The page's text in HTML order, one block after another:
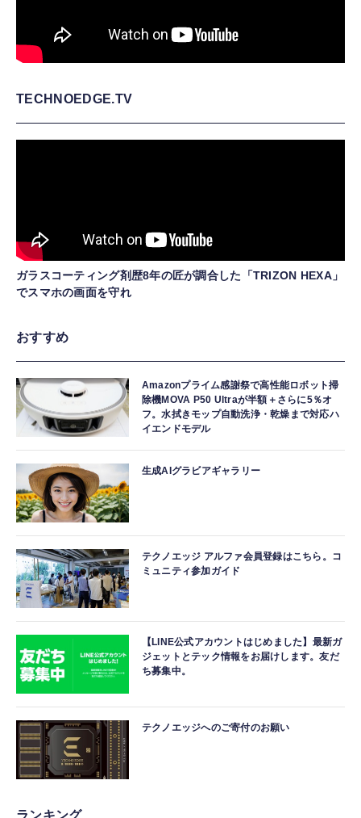
TECHNOEDGE.TV
ガラスコーティング剤歴8年の匠が調合した「TRIZON HEXA」
でスマホの画面を守れ
おすすめ
Amazonプライム感謝祭で高性能ロボット掃
除機MOVA P50 Ultraが半額＋さらに5％オ
フ。水拭きモップ自動洗浄・乾燥まで対応ハ
イエンドモデル
生成AIグラビアギャラリー
テクノエッジ アルファ会員登録はこちら。コ
ミュニティ参加ガイド
【LINE公式アカウントはじめました】最新ガ
ジェットとテック情報をお届けします。友だ
ち募集中。
テクノエッジへのご寄付のお願い
ランキング